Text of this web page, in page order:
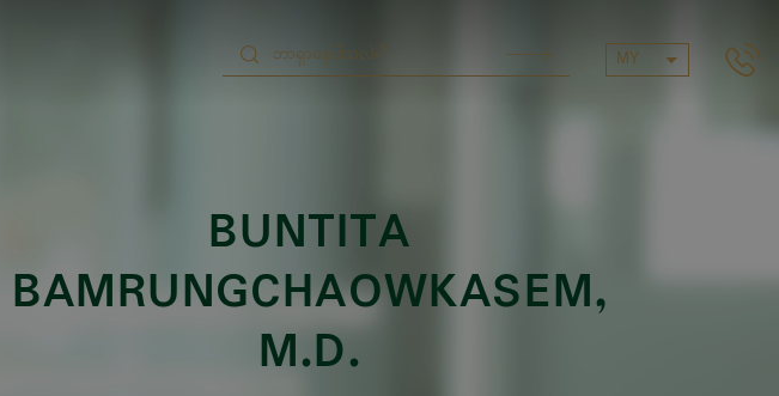
MY
BUNTITA
BAMRUNGCHAOWKASEM,
M.D.